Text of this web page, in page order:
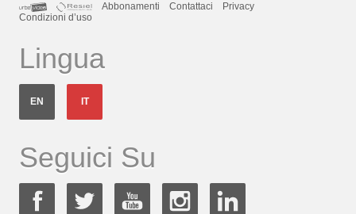
Abbonamenti
Contattaci
Privacy
Condizioni d’uso
Lingua
EN IT
Seguici Su